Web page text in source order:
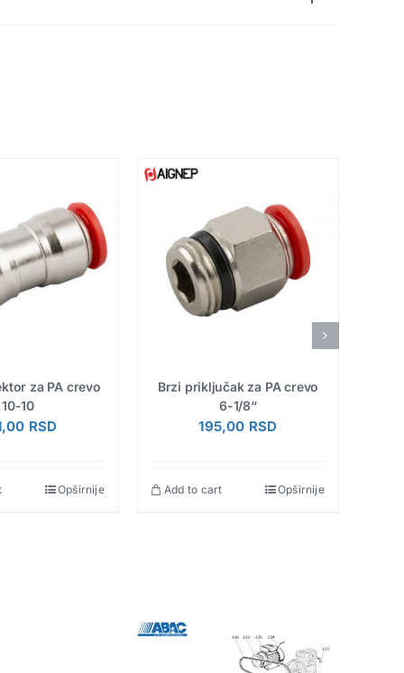
za PA crevo
10-10
RSD
Opširnije
Brzi priključak za PA crevo
6-1/8“
195,00 RSD
Add to cart Opširnije